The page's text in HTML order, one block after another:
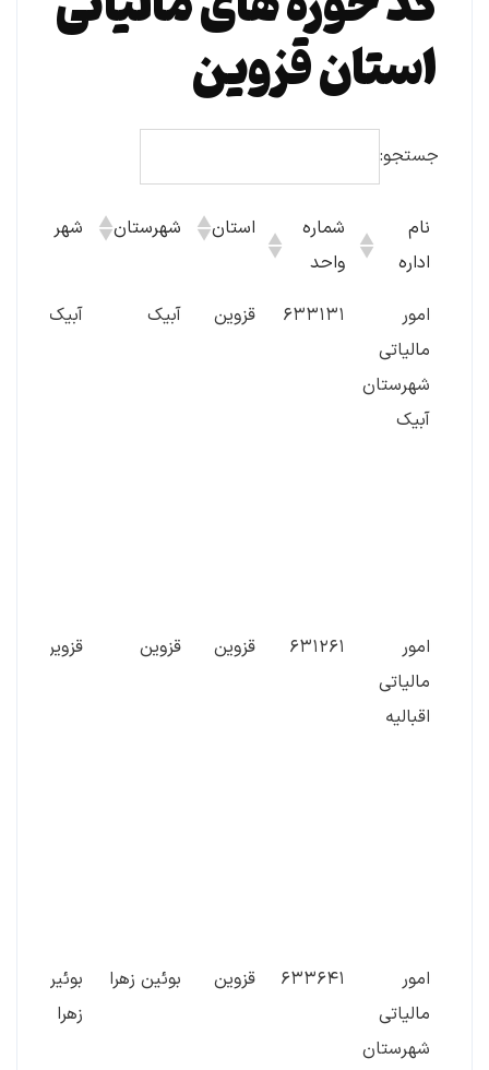
استان قزوین
جستجو:
نام
اداره
شماره
واحد
استان شهرستان شهر
نام
اداره
شماره
استان شهرستان شهر
امور
مالیاتی
شهرستان
آبیک
۶۳۳۱۳۱ قزوین آبیک آبیک
امور
مالیاتی
اقبالیه
۶۳۱۲۶۱ قزوین قزوین قزوین
امور
مالیاتی
شهرستان
۶۳۳۶۴۱ قزوین بوئین زهرا
بوئین
زهرا